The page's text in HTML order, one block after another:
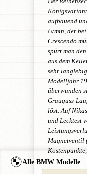
Der
aufbauend
U/min, der
Crescendo
spürt man
aus dem
sehr
Modelljahr
überwunden
Grauguss-
löst. Auf
und Lecktest
Magnetventil
Alle BMW Modelle